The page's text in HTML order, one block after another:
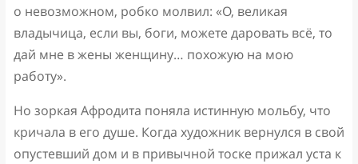
о невозможном, робко молвил: «О, великая
владычица, если вы, боги, можете даровать всё, то
дай мне в жены женщину… похожую на мою
работу».
Но зоркая Афродита поняла истинную мольбу, что
кричала в его душе. Когда художник вернулся в свой
опустевший дом и в привычной тоске прижал уста к